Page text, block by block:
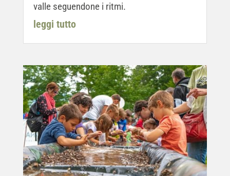
valle seguendone i ritmi.
leggi tutto